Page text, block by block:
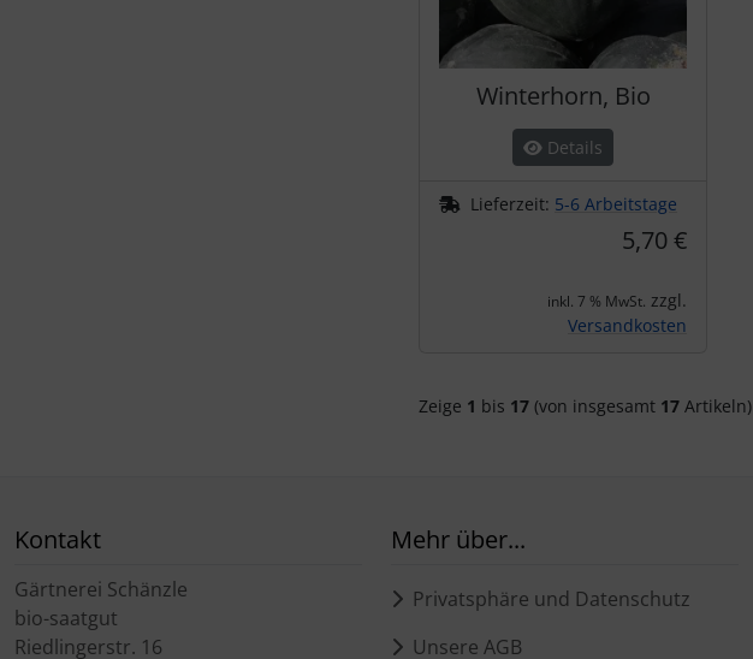
Winterhorn, Bio
Details
Lieferzeit: 5-6 Arbeitstage
5,70 €
inkl. 7 % MwSt. zzgl.
Versandkosten
Zeige 1 bis 17 (von insgesamt 17 Artikeln)
Kontakt
Gärtnerei Schänzle
bio-saatgut
Riedlingerstr. 16
Mehr über...
Privatsphäre und Datenschutz
Unsere AGB